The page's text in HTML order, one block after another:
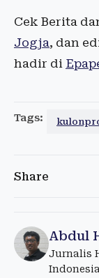
Cek Berita
Jogja, dan
hadir di
Tags:
Share
Abdul
Jurnalis